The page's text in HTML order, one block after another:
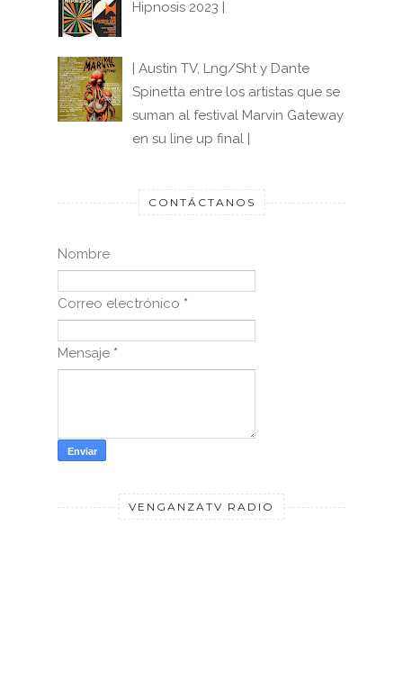
Hipnosis 2023 |
| Austin TV, Lng/Sht y Dante
Spinetta entre los artistas que se
suman al festival Marvin Gateway
en su line up final |
CONTÁCTANOS
Nombre
Correo electrónico *
Mensaje *
VENGANZATV RADIO